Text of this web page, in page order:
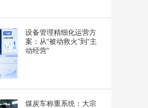
设备管理精细化运营方
案：从“被动救火”到“主
动经营”
煤炭车称重系统：大宗